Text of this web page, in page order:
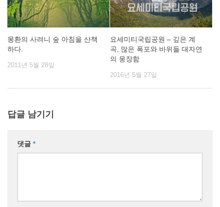
몽환의 사려니 숲 아침을 산책
하다.
2011년 5월 28일
요세미티국립공원 – 깊은 계
곡, 많은 폭포와 바위들 대자연
의 웅장함
2016년 5월 27일
답글 남기기
댓글 *